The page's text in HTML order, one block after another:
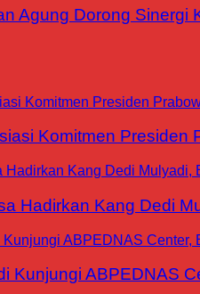
Agung Dorong Sinergi
Komitmen Presiden
Hadirkan Kang Dedi
Kunjungi ABPEDNAS